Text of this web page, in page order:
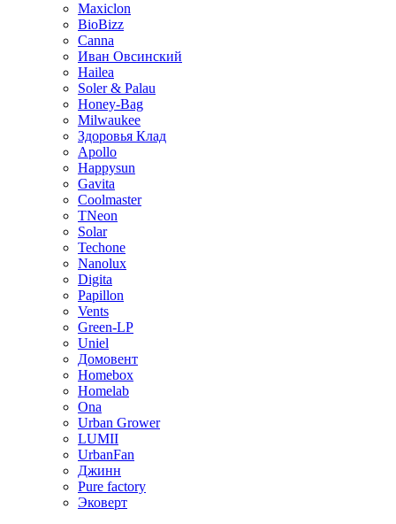
Maxiclon
BioBizz
Canna
Иван Овсинский
Hailea
Soler & Palau
Honey-Bag
Milwaukee
Здоровья Клад
Apollo
Happysun
Gavita
Coolmaster
TNeon
Solar
Techone
Nanolux
Digita
Papillon
Vents
Green-LP
Uniel
Домовент
Homebox
Homelab
Ona
Urban Grower
LUMII
UrbanFan
Джинн
Pure factory
Эковерт